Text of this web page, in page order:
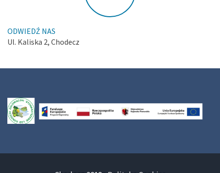
ODWIEDŹ NAS
Ul. Kaliska 2, Chodecz